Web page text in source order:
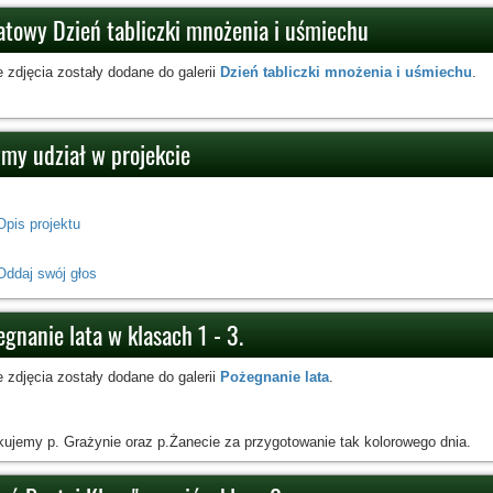
Dzień tabliczki mnożenia i uśmiechu
zdjęcia zostały dodane do galerii Dzień tabliczki mnożenia i uśmiechu.
udział w projekcie
projektu
swój głos
lata w klasach 1 - 3.
zdjęcia zostały dodane do galerii Pożegnanie lata.
p. Grażynie oraz p.Żanecie za przygotowanie tak kolorowego dnia.